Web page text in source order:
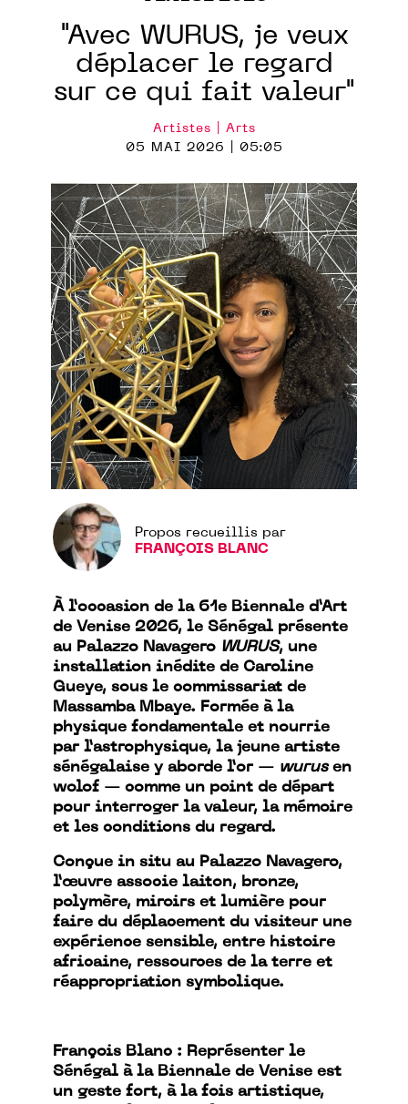
"Avec WURUS, je veux
déplacer le regard
sur ce qui fait valeur"
Artistes | Arts
05 MAI 2026 | 05:05
Propos recueillis par
FRANÇOIS BLANC
À l’occasion de la 61e Biennale d’Art
de Venise 2026, le Sénégal présente
au Palazzo Navagero WURUS, une
installation inédite de Caroline
Gueye, sous le commissariat de
Massamba Mbaye. Formée à la
physique fondamentale et nourrie
par l’astrophysique, la jeune artiste
sénégalaise y aborde l’or — wurusen
wolof — comme un point de départ
pour interroger la valeur, la mémoire
et les conditions du regard.
Conçue in situ au Palazzo Navagero,
l’œuvre associe laiton, bronze,
polymère, miroirs et lumière pour
faire du déplacement du visiteur une
expérience sensible, entre histoire
africaine, ressources de la terre et
réappropriation symbolique.
François Blanc : Représenter le
Sénégal à la Biennale de Venise est
un geste fort, à la fois artistique,